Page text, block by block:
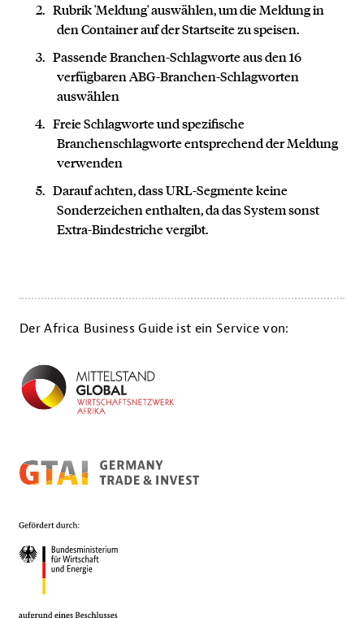
Rubrik 'Meldung' auswählen, um die Meldung in
den Container auf der Startseite zu speisen.
Passende Branchen-Schlagworte aus den 16
verfügbaren ABG-Branchen-Schlagworten
auswählen
Freie Schlagworte und spezifische
Branchenschlagworte entsprechend der Meldung
verwenden
Darauf achten, dass URL-Segmente keine
Sonderzeichen enthalten, da das System sonst
Extra-Bindestriche vergibt.
Der Africa Business Guide ist ein Service von: